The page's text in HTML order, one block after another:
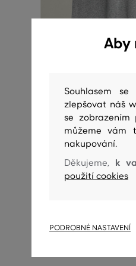
KALHOTY GANT WOOL
Aby
Souhlasem
zlepšovat náš
se zobrazením
můžeme vám
nakupování.
Děkujeme, k
použití cookies
PODROBNÉ NASTAVENÍ